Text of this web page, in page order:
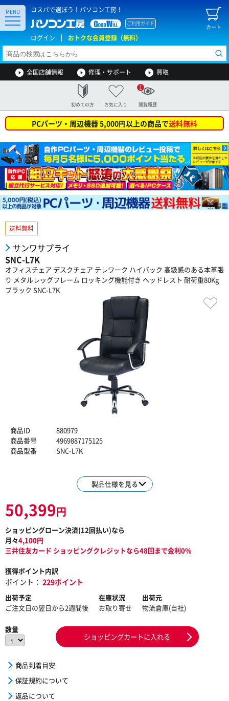
コスパで選ぼう！パソコン工房！
カート
ご利用ガイド
ログイン おトクな会員登録（無料）
MENU
全国店舗情報 修理・サポート 買取
初めての方 お気に入り 閲覧履歴
1
PCパーツ・周辺機器 5,000円以上の商品で送料無料
送料無料
サンワサプライ
SNC-L7K
オフィスチェア デスクチェア テレワーク ハイバック 高級感のある本革張
り メタルレッグフレーム ロッキング機能付き ヘッドレスト 耐荷重80Kg
ブラック SNC-L7K
商品ID
880979
商品番号
4969887175125
商品型番
SNC-L7K
製品仕様を見る
50,399円
ショッピングローン決済(12回払い)なら
月々4,100円
三井住友カード ショッピングクレジットなら48回まで金利0%
獲得ポイント内訳
ポイント： 229ポイント
出荷予定
ご注文日の翌日から2週間後
在庫状況
お取り寄せ
出荷元
物流倉庫(自社)
数量
ショッピングカートに入れる
商品到着目安
保証規約について
返品について